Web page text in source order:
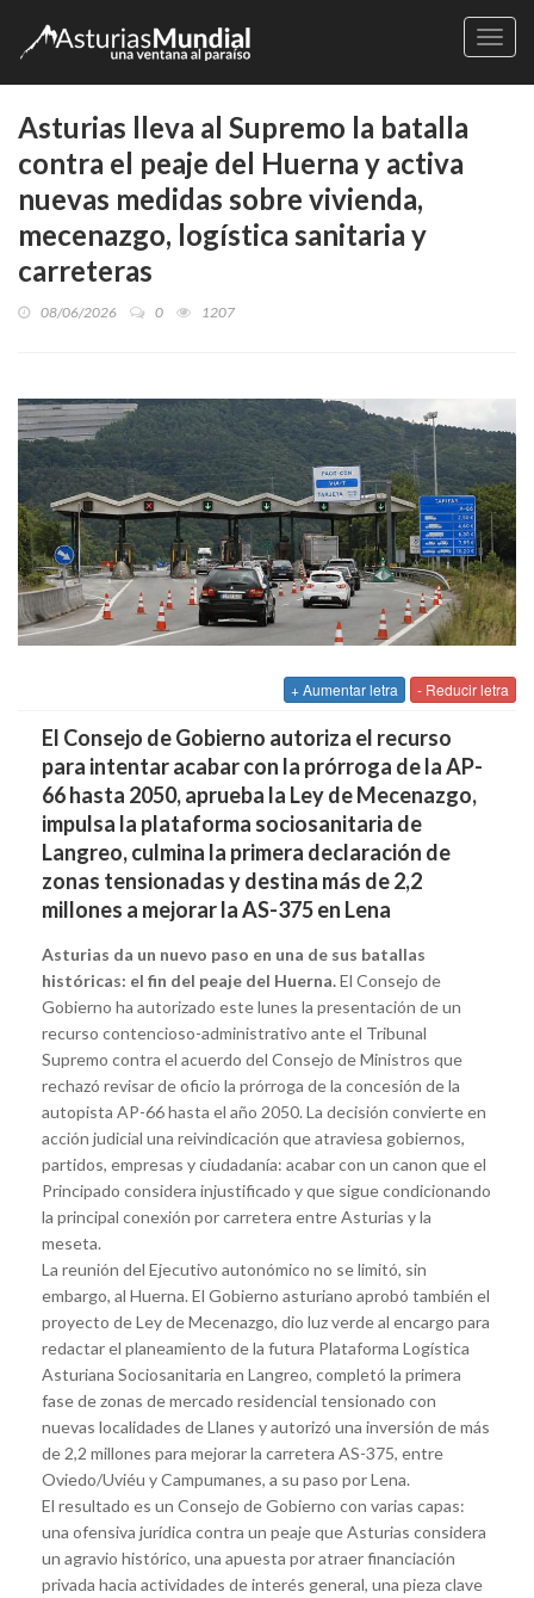
Asturias lleva al Supremo la batalla
contra el peaje del Huerna y activa
nuevas medidas sobre vivienda,
mecenazgo, logística sanitaria y
carreteras
08/06/2026 0 1207
+ Aumentar letra - Reducir letra
El Consejo de Gobierno autoriza el recurso
para intentar acabar con la prórroga de la AP-
66 hasta 2050, aprueba la Ley de Mecenazgo,
impulsa la plataforma sociosanitaria de
Langreo, culmina la primera declaración de
zonas tensionadas y destina más de 2,2
millones a mejorar la AS-375 en Lena
Asturias da un nuevo paso en una de sus batallas
históricas: el fin del peaje del Huerna.El Consejo de
Gobierno ha autorizado este lunes la presentación de un
recurso contencioso-administrativo ante el Tribunal
Supremo contra el acuerdo del Consejo de Ministros que
rechazó revisar de oficio la prórroga de la concesión de la
autopista AP-66 hasta el año 2050. La decisión convierte en
acción judicial una reivindicación que atraviesa gobiernos,
partidos, empresas y ciudadanía: acabar con un canon que el
Principado considera injustificado y que sigue condicionando
la principal conexión por carretera entre Asturias y la
meseta.
La reunión del Ejecutivo autonómico no se limitó, sin
embargo, al Huerna. El Gobierno asturiano aprobó también el
proyecto de Ley de Mecenazgo, dio luz verde al encargo para
redactar el planeamiento de la futura Plataforma Logística
Asturiana Sociosanitaria en Langreo, completó la primera
fase de zonas de mercado residencial tensionado con
nuevas localidades de Llanes y autorizó una inversión de más
de 2,2 millones para mejorar la carretera AS-375, entre
Oviedo/Uviéu y Campumanes, a su paso por Lena.
El resultado es un Consejo de Gobierno con varias capas:
una ofensiva jurídica contra un peaje que Asturias considera
un agravio histórico, una apuesta por atraer financiación
privada hacia actividades de interés general, una pieza clave